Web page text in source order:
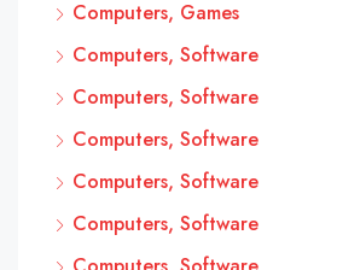
Computers, Games
Computers, Software
Computers, Software
Computers, Software
Computers, Software
Computers, Software